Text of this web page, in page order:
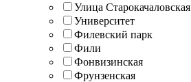
Улица Старокачаловская
Университет
Филевский парк
Фили
Фонвизинская
Фрунзенская